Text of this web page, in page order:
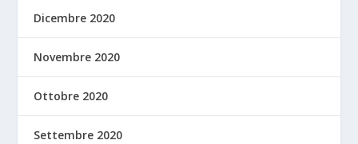
Dicembre 2020
Novembre 2020
Ottobre 2020
Settembre 2020